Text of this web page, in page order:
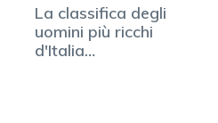
La classifica degli
uomini più ricchi
d'Italia…